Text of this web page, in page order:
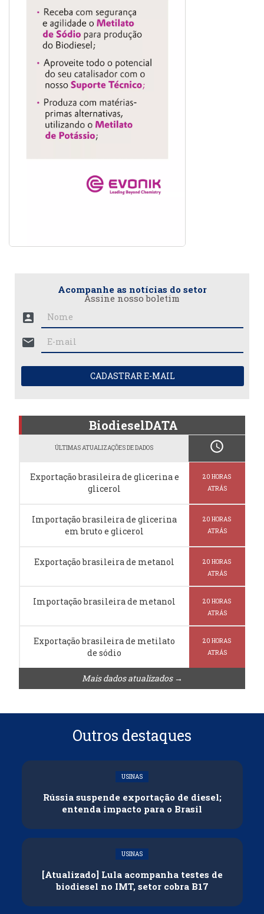
Acompanhe as notícias do setor
Assine nosso boletim
account_box
mail
CADASTRAR E-MAIL
BiodieselDATA
ÚLTIMAS ATUALIZAÇÕES DE DADOS schedule
Exportação brasileira de glicerina e
glicerol
20 HORAS
ATRÁS
Importação brasileira de glicerina
em bruto e glicerol
20 HORAS
ATRÁS
Exportação brasileira de metanol
20 HORAS
ATRÁS
Importação brasileira de metanol
20 HORAS
ATRÁS
Exportação brasileira de metilato
de sódio
20 HORAS
ATRÁS
Mais dados atualizados →
Outros destaques
USINAS
Rússia suspende exportação de diesel;
entenda impacto para o Brasil
USINAS
[Atualizado] Lula acompanha testes de
biodiesel no IMT, setor cobra B17